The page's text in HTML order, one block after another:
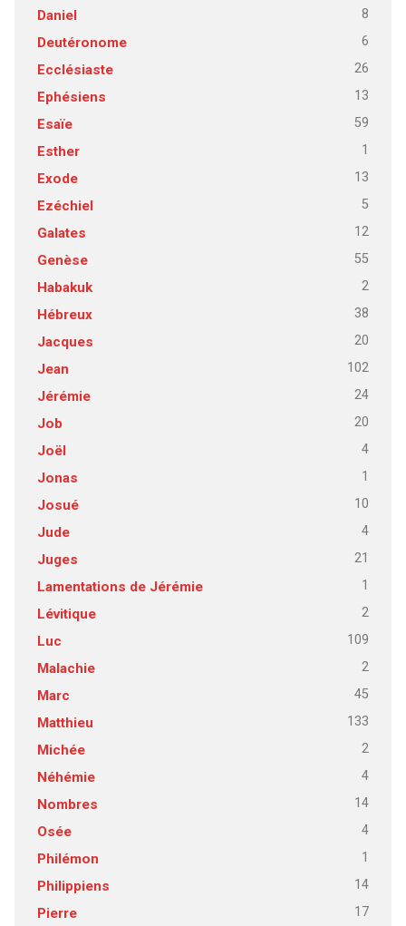
Daniel 8
Deutéronome 6
Ecclésiaste 26
Ephésiens 13
Esaïe 59
Esther 1
Exode 13
Ezéchiel 5
Galates 12
Genèse 55
Habakuk 2
Hébreux 38
Jacques 20
Jean 102
Jérémie 24
Job 20
Joël 4
Jonas 1
Josué 10
Jude 4
Juges 21
Lamentations de Jérémie 1
Lévitique 2
Luc 109
Malachie 2
Marc 45
Matthieu 133
Michée 2
Néhémie 4
Nombres 14
Osée 4
Philémon 1
Philippiens 14
Pierre 17